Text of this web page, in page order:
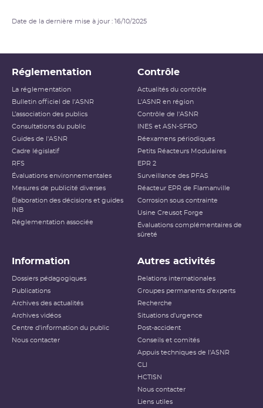
Date de la dernière mise à jour : 16/10/2025
Réglementation
La réglementation
Bulletin officiel de l'ASNR
L’association des publics
Consultations du public
Guides de l'ASNR
Cadre législatif
RFS
Évaluations environnementales
Mesures de publicité diverses
Élaboration des décisions et guides
INB
Réglementation associée
Contrôle
Actualités du contrôle
L'ASNR en région
Contrôle de l'ASNR
INES et ASN-SFRO
Réexamens périodiques
Petits Réacteurs Modulaires
EPR 2
Surveillance des PFAS
Réacteur EPR de Flamanville
Corrosion sous contrainte
Usine Creusot Forge
Évaluations complémentaires de
sûreté
Information
Dossiers pédagogiques
Publications
Archives des actualités
Archives vidéos
Centre d'information du public
Nous contacter
Autres activités
Relations internationales
Groupes permanents d'experts
Recherche
Situations d'urgence
Post-accident
Conseils et comités
Appuis techniques de l'ASNR
CLI
HCTISN
Nous contacter
Liens utiles